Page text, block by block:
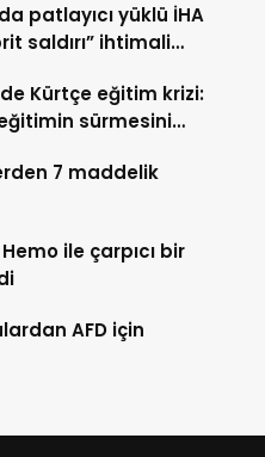
patlayıcı yüklü İHA
saldırı” ihtimali
Kürtçe eğitim krizi:
sürmesini
7 maddelik
ile çarpıcı bir
AFD için